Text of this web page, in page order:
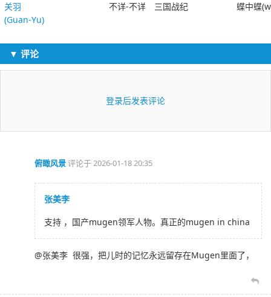
关羽
(Guan-Yu)
不详-不详 三国战纪 蝶中蝶
▼ 评论
登录后发表评论
俯瞰风景评论于2026-01-18 20:35
张美李
支持 ，国产mugen领军人物。真正的mugen in china
@张美李 很强，把儿时的记忆永远留存在Mugen里面了，